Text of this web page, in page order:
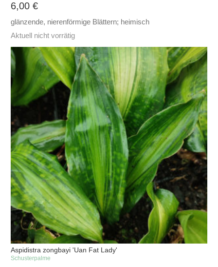
6,00€
glänzende, nierenförmige Blättern; heimisch
Aktuell nicht vorrätig
Aspidistra zongbayi 'Uan Fat Lady'
Schusterpalme